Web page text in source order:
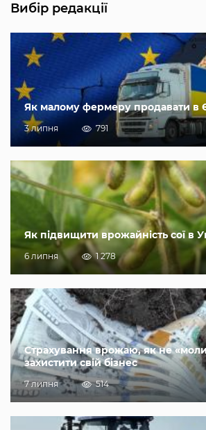
Вибір редакції
Як малому фермеру продавати в
3 липня 791
Як підвищити врожайність сої в
6 липня 1 278
Страхування врожаю, як не
захистити свій бізнес
7 липня 514